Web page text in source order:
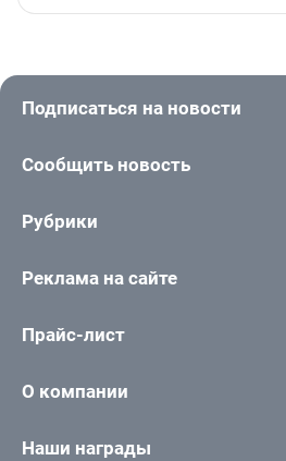
Подписаться на новости
Сообщить новость
Рубрики
Реклама на сайте
Прайс-лист
О компании
Наши награды